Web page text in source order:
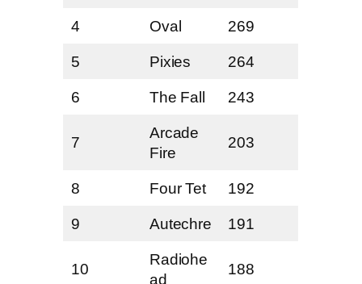
4 Oval 269
5 Pixies 264
6 The Fall 243
7
Arcade
Fire
203
8 Four Tet 192
9 Autechre 191
10
Radiohe
ad
188